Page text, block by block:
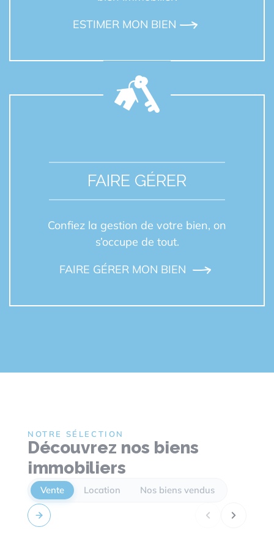
ESTIMER MON BIEN
FAIRE GÉRER
Confiez la gestion de votre bien, on
s’occupe de tout.
FAIRE GÉRER MON BIEN
NOTRE SÉLECTION
Découvrez nos biens
immobiliers
Vente Location Nos biens vendus